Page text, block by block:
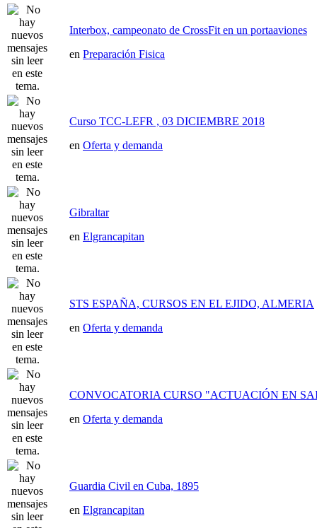
Interbox, campeonato de CrossFit en un portaaviones
en Preparación Fisica
Curso TCC-LEFR , 03 DICIEMBRE 2018
en Oferta y demanda
Gibraltar
en Elgrancapitan
STS ESPAÑA, CURSOS EN EL EJIDO, ALMERIA
en Oferta y demanda
CONVOCATORIA CURSO "ACTUACIÓN EN
en Oferta y demanda
Guardia Civil en Cuba, 1895
en Elgrancapitan